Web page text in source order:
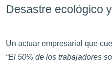
Desastre ecológico
Un actuar empresarial que
“El 50% de los trabajadores